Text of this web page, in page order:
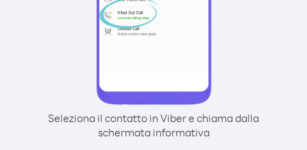
Seleziona il contatto in Viber e chiama dalla
schermata informativa